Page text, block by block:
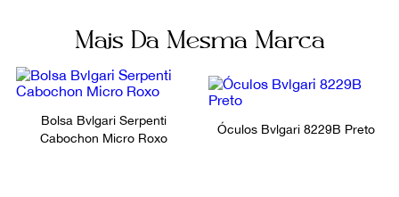
Mais Da Mesma Marca
Bolsa Bvlgari Serpenti
Cabochon Micro Roxo
Óculos Bvlgari 8229B Preto